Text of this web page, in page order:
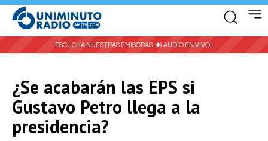
ESCUCHA NUESTRAS EMISORAS: 🔊 AUDIO EN VIVO |
¿Se acabarán las EPS si
Gustavo Petro llega a la
presidencia?